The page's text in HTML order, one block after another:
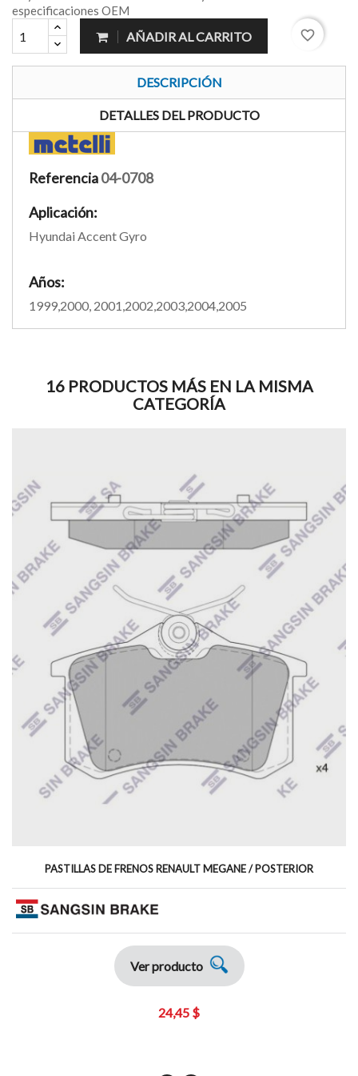
especificaciones OEM
AÑADIR AL CARRITO favorite_border
DESCRIPCIÓN
DETALLES DEL PRODUCTO
Referencia04-0708
Aplicación:
Hyundai Accent Gyro
Años:
1999,2000, 2001,2002,2003,2004,2005
16 PRODUCTOS MÁS EN LA MISMA
CATEGORÍA
PASTILLAS DE FRENOS RENAULT MEGANE / POSTERIOR
Ver producto
24,45 $